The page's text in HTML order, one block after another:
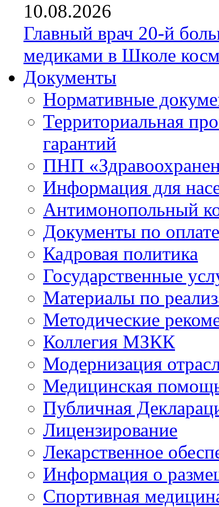
10.08.2026
Главный врач 20-й
медиками в Школе
Документы
Нормативные
Территориальная
гарантий
ПНП
Информация для
Антимонопольный
Документы по
Кадровая политика
Государственные
Материалы по
Методические
Коллегия МЗКК
Модернизация
Медицинская
Публичная
Лицензирование
Лекарственное
Информация о
Спортивная